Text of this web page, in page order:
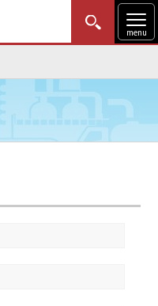
menu
はじめての方